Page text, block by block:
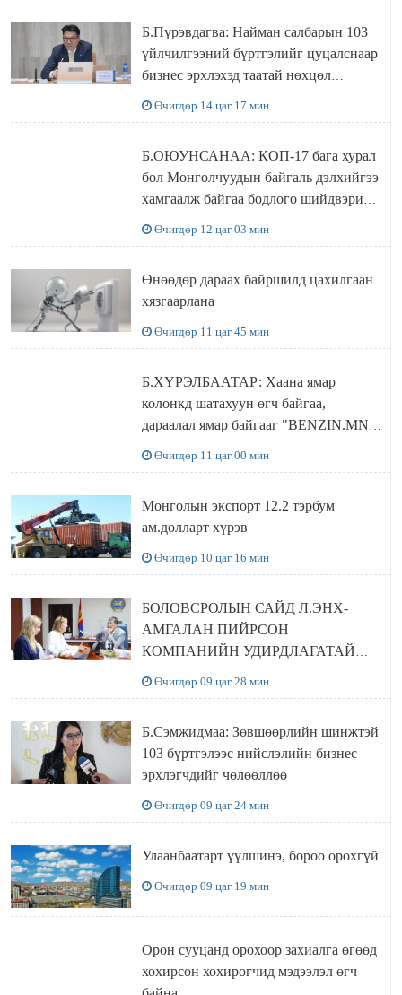
Б.Пүрэвдагва: Найман салбарын 103
үйлчилгээний бүртгэлийг цуцалснаар
бизнес эрхлэхэд таатай нөхцөл
Өчигдөр 14 цаг 17 мин
Б.ОЮУНСАНАА: КОП-17 бага хурал
бол Монголчуудын байгаль дэлхийгээ
хамгаалж байгаа бодлого шийдвэрийг
Өчигдөр 12 цаг 03 мин
Өнөөдөр дараах байршилд цахилгаан
хязгаарлана
Өчигдөр 11 цаг 45 мин
Б.ХҮРЭЛБААТАР: Хаана ямар
колонкд шатахуун өгч байгаа,
дараалал ямар байгааг "BENZIN.MN”
Өчигдөр 11 цаг 00 мин
Монголын экспорт 12.2 тэрбум
ам.долларт хүрэв
Өчигдөр 10 цаг 16 мин
БОЛОВСРОЛЫН САЙД Л.ЭНХ-
АМГАЛАН ПИЙРСОН
КОМПАНИЙН УДИРДЛАГАТАЙ
Өчигдөр 09 цаг 28 мин
Б.Сэмжидмаа: Зөвшөөрлийн шинжтэй
103 бүртгэлээс нийслэлийн бизнес
эрхлэгчдийг чөлөөллөө
Өчигдөр 09 цаг 24 мин
Улаанбаатарт үүлшинэ, бороо орохгүй
Өчигдөр 09 цаг 19 мин
Орон сууцанд орохоор захиалга өгөөд
хохирсон хохирогчид мэдээлэл өгч